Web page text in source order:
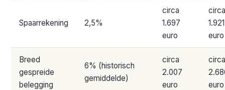
Spaarrekening 2,5%
circa
1.697
euro
circa
1.921
euro
Breed
gespreide
belegging
6% (historisch
gemiddelde)
circa
2.007
euro
circa
euro